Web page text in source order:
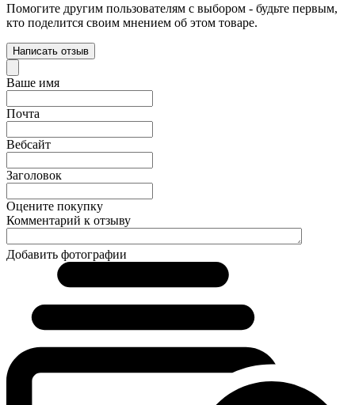
Помогите другим пользователям с выбором - будьте первым,
кто поделится своим мнением об этом товаре.
Написать отзыв
Ваше имя
Почта
Вебсайт
Заголовок
Оцените покупку
Комментарий к отзыву
Добавить фотографии